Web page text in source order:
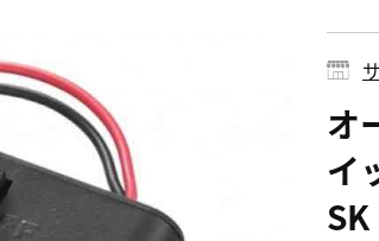
オ
イ
SK